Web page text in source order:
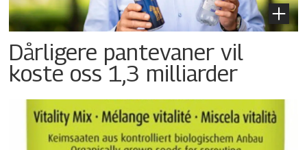
Dårligere pantevaner vil
koste oss 1,3 milliarder